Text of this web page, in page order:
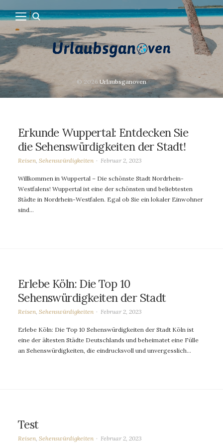
© 2026 Urlaubsganoven
Erkunde Wuppertal: Entdecken Sie
die Sehenswürdigkeiten der Stadt!
Reisen, Sehenswürdigkeiten Februar 2, 2023
Willkommen in Wuppertal – Die schönste Stadt Nordrhein-
Westfalens! Wuppertal ist eine der schönsten und beliebtesten
Städte in Nordrhein-Westfalen. Egal ob Sie ein lokaler Einwohner
sind…
Erlebe Köln: Die Top 10
Sehenswürdigkeiten der Stadt
Reisen, Sehenswürdigkeiten Februar 2, 2023
Erlebe Köln: Die Top 10 Sehenswürdigkeiten der Stadt Köln ist
eine der ältesten Städte Deutschlands und beheimatet eine Fülle
an Sehenswürdigkeiten, die eindrucksvoll und unvergesslich…
Test
Reisen, Sehenswürdigkeiten Februar 2, 2023